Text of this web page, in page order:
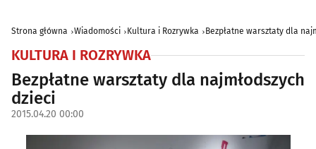
Strona główna Wiadomości Kultura i Rozrywka Bezpłatne warsztaty dla
KULTURA I ROZRYWKA
Bezpłatne warsztaty dla najmłodszych
dzieci
2015.04.20 00:00